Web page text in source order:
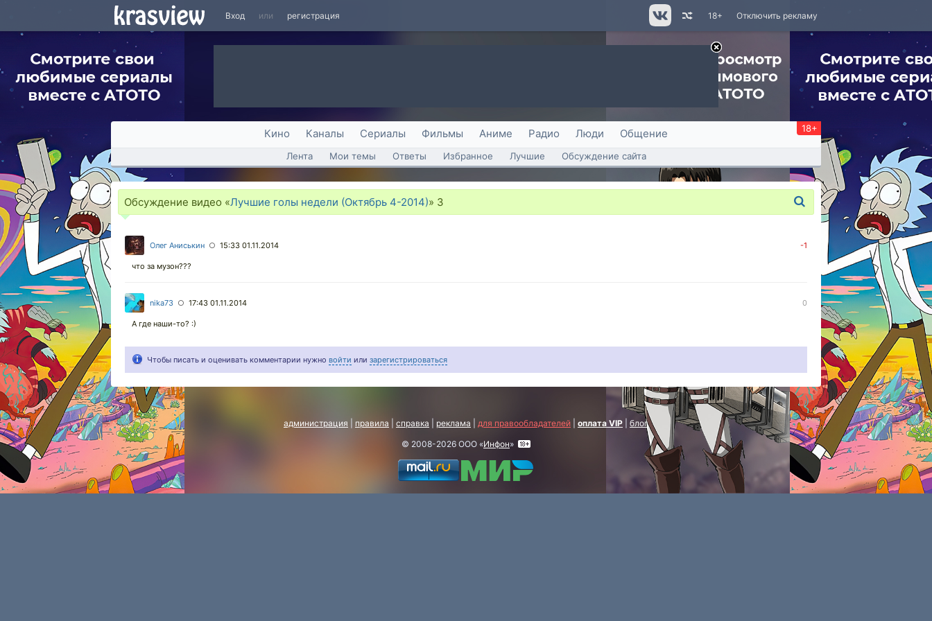
Вход или регистрация Отключить рекламу
18+
Кино Каналы Сериалы Фильмы Аниме Радио Люди Общение 18+
Лента Мои темы Ответы Избранное Лучшие Обсуждение сайта
Обсуждение видео «Лучшие голы недели (Октябрь 4-2014)» 3
Олег Аниськин ○ 15:33 01.11.2014 -1
что за музон???
nika73 ○ 17:43 01.11.2014 0
А где наши-то? :)
Чтобы писать и оценивать комментарии нужно войти или зарегистрироваться
администрация правила справка реклама для правообладателей оплата VIP
блог
© 2008-2026 ООО «Инфон»